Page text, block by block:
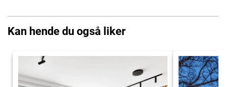
Kan hende du også liker